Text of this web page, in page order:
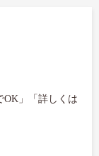
OK」「詳しくは